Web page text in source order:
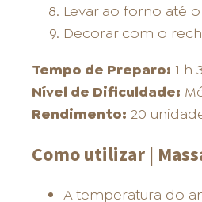
Levar ao forno até
Decorar com o
Tempo de Preparo: 1 h
Nível de Dificuldade:
Rendimento: 20
Como utilizar |
A temperatura do